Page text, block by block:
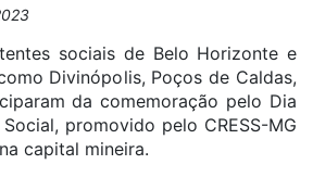
sociais de Belo Horizonte e
Divinópolis, Poços de Caldas,
da comemoração pelo Dia
promovido pelo CRESS-MG
capital mineira.